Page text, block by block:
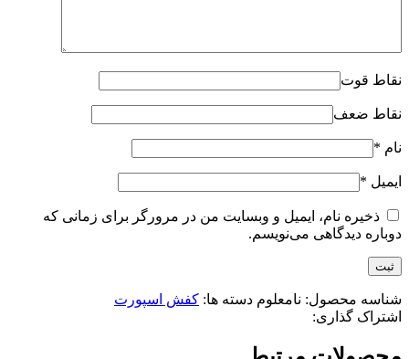
نقاط قوت
نقاط ضعف
نام *
ایمیل *
ذخیره نام، ایمیل و وبسایت من در مرورگر برای زمانی که
دوباره دیدگاهی می‌نویسم.
شناسه محصول: نامعلوم دسته ها: کفش اسپورت
اشتراک گذاری: